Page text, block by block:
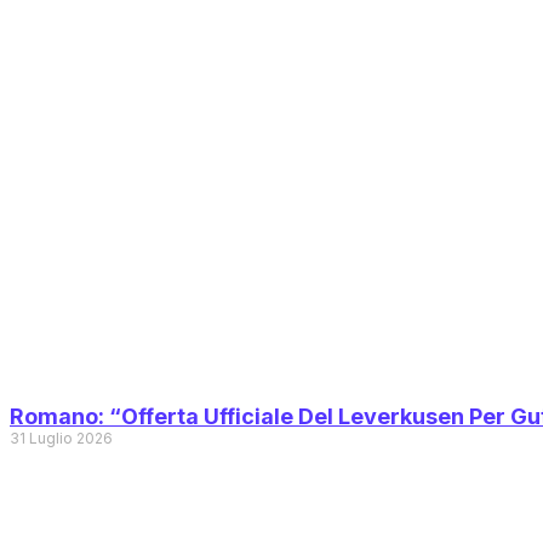
Romano: “Offerta Ufficiale Del Leverkusen Per
31 Luglio 2026